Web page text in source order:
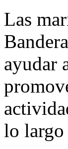
Las
ayudar
lo largo